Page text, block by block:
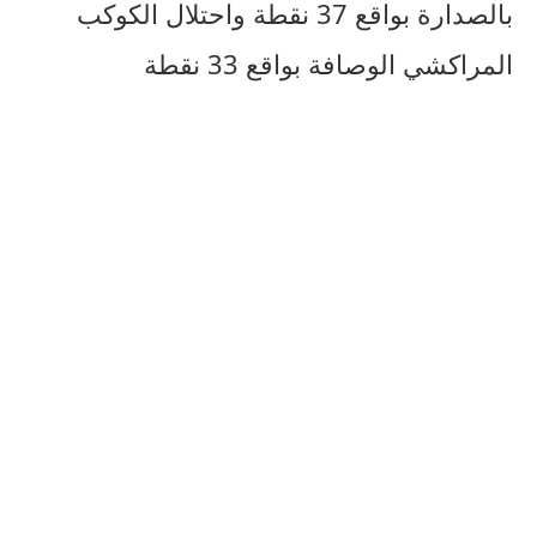
بالصدارة بواقع 37 نقطة واحتلال الكوكب
المراكشي الوصافة بواقع 33 نقطة